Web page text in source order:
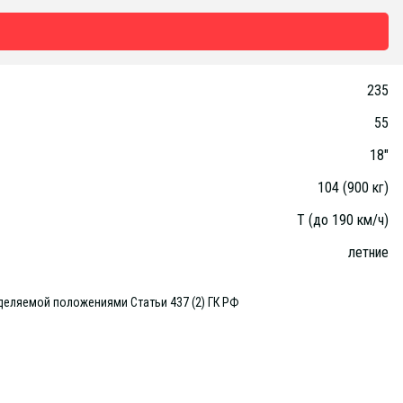
235
55
18"
104 (900 кг)
T (до 190 км/ч)
летние
положениями Статьи 437 (2) ГК РФ